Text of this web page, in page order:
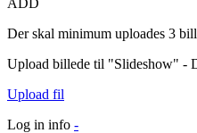
ADD
Der skal minimum uploades 3
Upload billede til "Slideshow" -
Upload fil
Log in info -